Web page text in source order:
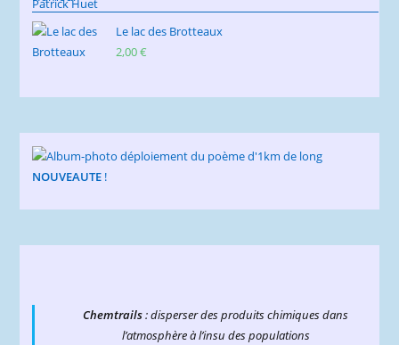
Le lac des Brotteaux
2,00€
NOUVEAUTE !
Chemtrails: disperser des produits chimiques dans
l’atmosphère à l’insu des populations